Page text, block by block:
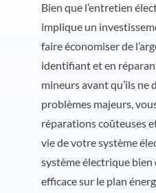
Bien que l’entretien
implique un
faire économiser de
identifiant et en
mineurs avant qu’ils ne
problèmes majeurs,
réparations coûteuses
vie de votre système
système électrique
efficace sur le plan